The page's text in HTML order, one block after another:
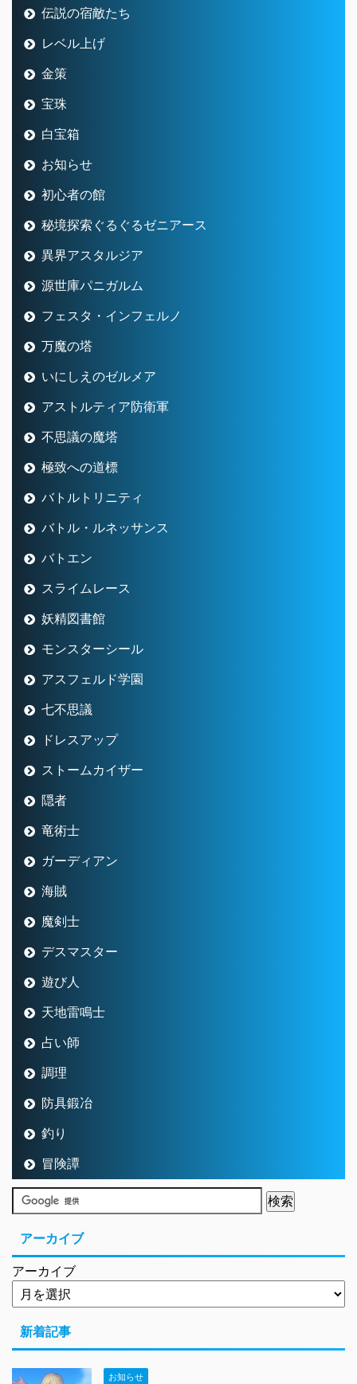
伝説の宿敵たち
レベル上げ
金策
宝珠
白宝箱
お知らせ
初心者の館
秘境探索ぐるぐるゼニアース
異界アスタルジア
源世庫パニガルム
フェスタ・インフェルノ
万魔の塔
いにしえのゼルメア
アストルティア防衛軍
不思議の魔塔
極致への道標
バトルトリニティ
バトル・ルネッサンス
バトエン
スライムレース
妖精図書館
モンスターシール
アスフェルド学園
七不思議
ドレスアップ
ストームカイザー
隠者
竜術士
ガーディアン
海賊
魔剣士
デスマスター
遊び人
天地雷鳴士
占い師
調理
防具鍛冶
釣り
冒険譚
アーカイブ
アーカイブ
新着記事
お知らせ